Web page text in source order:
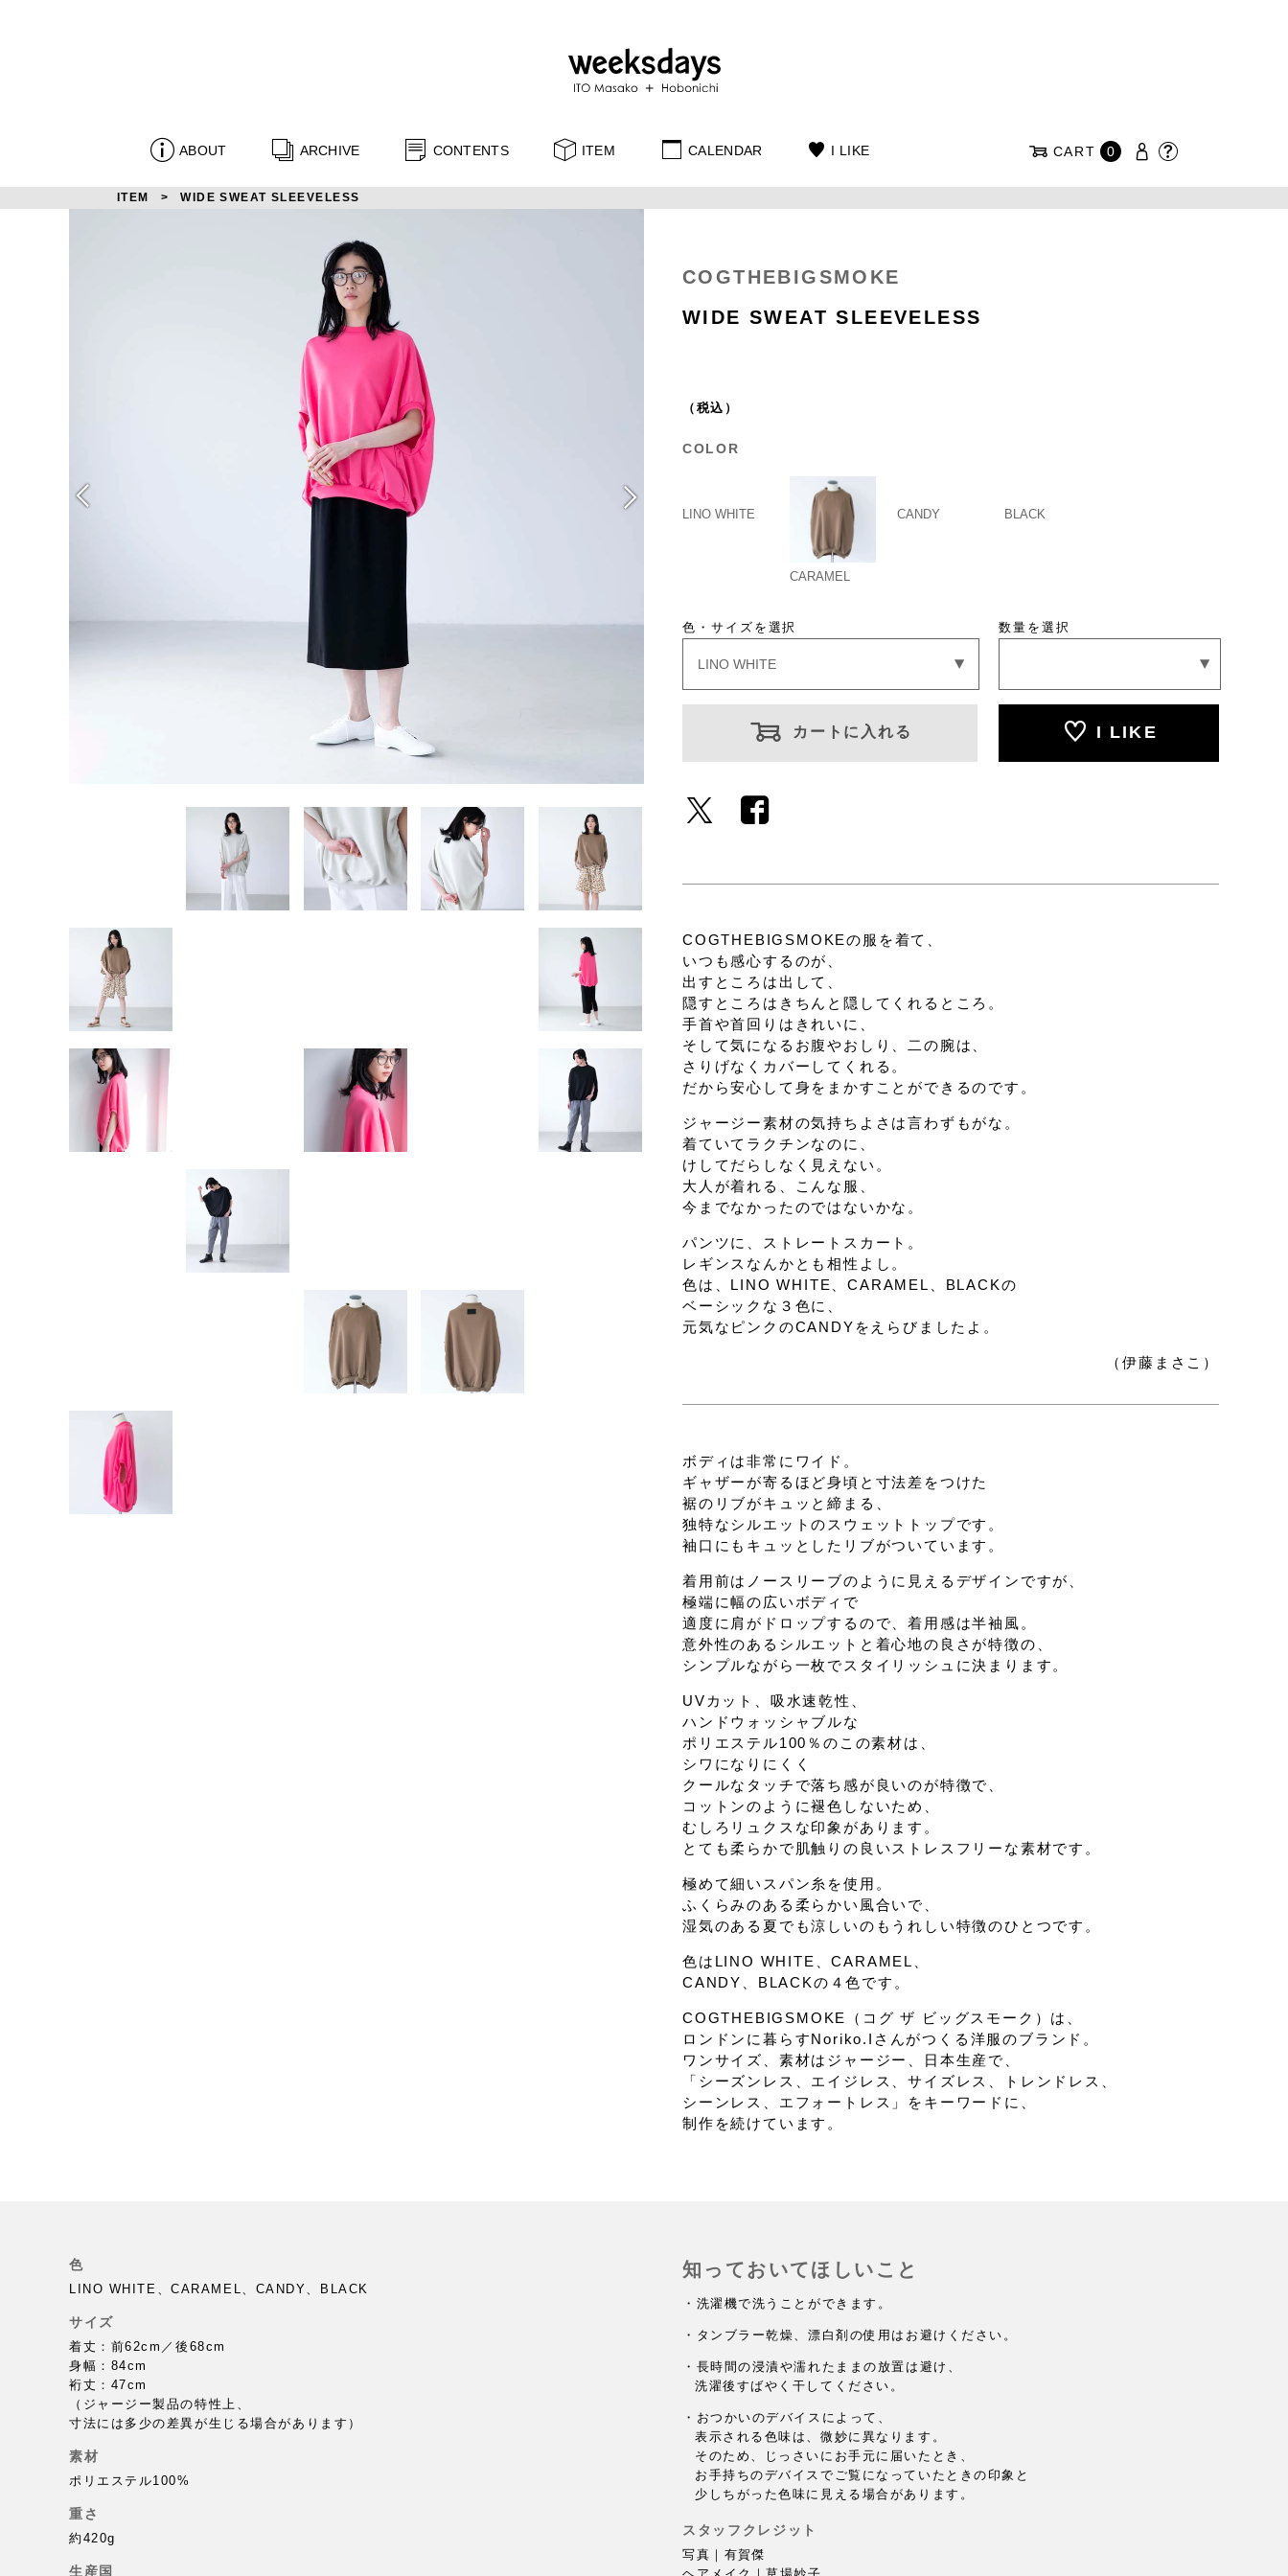
ABOUT ARCHIVE CONTENTS ITEM CALENDAR I LIKE CART 0
ITEM WIDE SWEAT SLEEVELESS
COGTHEBIGSMOKE
WIDE SWEAT SLEEVELESS
（税込）
COLOR
LINO WHITE
CARAMEL
CANDY BLACK
色・サイズを選択 数量を選択
カートに入れる I LIKE
COGTHEBIGSMOKEの服を着て、
いつも感心するのが、
出すところは出して、
隠すところはきちんと隠してくれるところ。
手首や首回りはきれいに、
そして気になるお腹やおしり、二の腕は、
さりげなくカバーしてくれる。
だから安心して身をまかすことができるのです。
ジャージー素材の気持ちよさは言わずもがな。
着ていてラクチンなのに、
けしてだらしなく見えない。
大人が着れる、こんな服、
今までなかったのではないかな。
パンツに、ストレートスカート。
レギンスなんかとも相性よし。
色は、LINO WHITE、CARAMEL、BLACKの
ベーシックな３色に、
元気なピンクのCANDYをえらびましたよ。
（伊藤まさこ）
ボディは非常にワイド。
ギャザーが寄るほど身頃と寸法差をつけた
裾のリブがキュッと締まる、
独特なシルエットのスウェットトップです。
袖口にもキュッとしたリブがついています。
着用前はノースリーブのように見えるデザインですが、
極端に幅の広いボディで
適度に肩がドロップするので、着用感は半袖風。
意外性のあるシルエットと着心地の良さが特徴の、
シンプルながら一枚でスタイリッシュに決まります。
UVカット、吸水速乾性、
ハンドウォッシャブルな
ポリエステル100％のこの素材は、
シワになりにくく
クールなタッチで落ち感が良いのが特徴で、
コットンのように褪色しないため、
むしろリュクスな印象があります。
とても柔らかで肌触りの良いストレスフリーな素材です。
極めて細いスパン糸を使用。
ふくらみのある柔らかい風合いで、
湿気のある夏でも涼しいのもうれしい特徴のひとつです。
色はLINO WHITE、CARAMEL、
CANDY、BLACKの４色です。
COGTHEBIGSMOKE（コグ ザ ビッグスモーク）は、
ロンドンに暮らすNoriko.Iさんがつくる洋服のブランド。
ワンサイズ、素材はジャージー、日本生産で、
「シーズンレス、エイジレス、サイズレス、トレンドレス、
シーンレス、エフォートレス」をキーワードに、
制作を続けています。
色
LINO WHITE、CARAMEL、CANDY、BLACK
サイズ
着丈：前62cm／後68cm
身幅：84cm
裄丈：47cm
（ジャージー製品の特性上、
寸法には多少の差異が生じる場合があります）
素材
ポリエステル100%
重さ
約420g
生産国
知っておいてほしいこと
・洗濯機で洗うことができます。
・タンブラー乾燥、漂白剤の使用はお避けください。
・長時間の浸漬や濡れたままの放置は避け、
洗濯後すばやく干してください。
・おつかいのデバイスによって、
表示される色味は、微妙に異なります。
そのため、じっさいにお手元に届いたとき、
お手持ちのデバイスでご覧になっていたときの印象と
少しちがった色味に見える場合があります。
スタッフクレジット
写真｜有賀傑